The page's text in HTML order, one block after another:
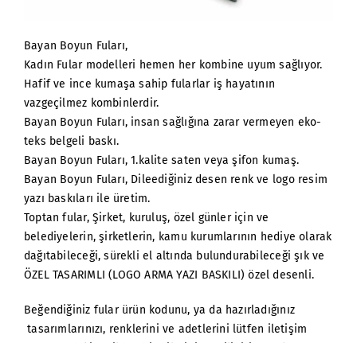
Bayan Boyun Fuları,
Kadın Fular modelleri hemen her kombine uyum sağlıyor.
Hafif ve ince kumaşa sahip fularlar iş hayatının
vazgeçilmez kombinlerdir.
Bayan Boyun Fuları, insan sağlığına zarar vermeyen eko-
teks belgeli baskı.
Bayan Boyun Fuları, 1.kalite saten veya şifon kumaş.
Bayan Boyun Fuları, Dileediğiniz desen renk ve logo resim
yazı baskıları ile üretim.
Toptan fular, Şirket, kuruluş, özel günler için ve
belediyelerin, şirketlerin, kamu kurumlarının hediye olarak
dağıtabileceği, sürekli el altında bulundurabileceği şık ve
ÖZEL TASARIMLI (LOGO ARMA YAZI BASKILI) özel desenli.
Beğendiğiniz fular ürün kodunu, ya da hazırladığınız
tasarımlarınızı, renklerini ve adetlerini lütfen iletişim